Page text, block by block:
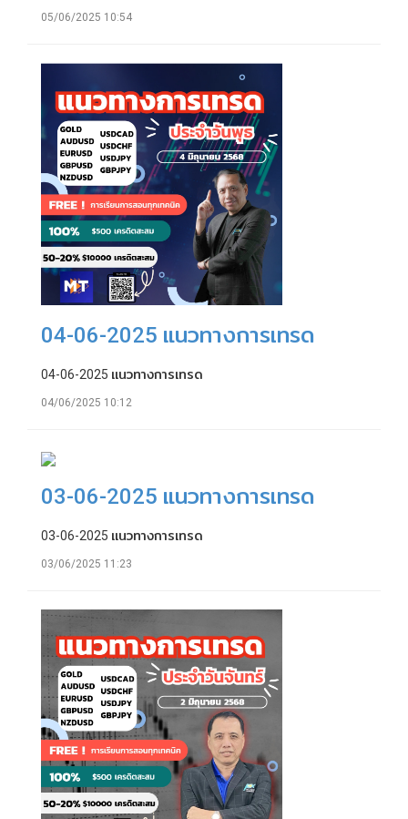
05/06/2025 10:54
04-06-2025 แนวทางการเทรด
04-06-2025 แนวทางการเทรด
04/06/2025 10:12
03-06-2025 แนวทางการเทรด
03-06-2025 แนวทางการเทรด
03/06/2025 11:23